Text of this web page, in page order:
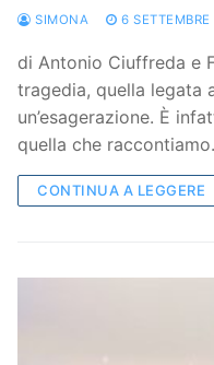
SIMONA 6
di Antonio Ciuffreda e
tragedia, quella legata
un’esagerazione. È
quella che
CONTINUA A LEGGERE